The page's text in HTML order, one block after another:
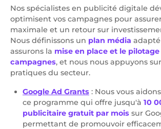
Nos spécialistes en publicité digitale
optimisent vos campagnes pour
maximale et un retour sur
Nous définissons un plan média adapté
assurons la mise en place et le pilotage
campagnes, et nous nous appuyons
pratiques du secteur.
Google Ad Grants : Nous vous
ce programme qui offre jusqu'à 10
publicitaire gratuit par mois sur
permettant de promouvoir